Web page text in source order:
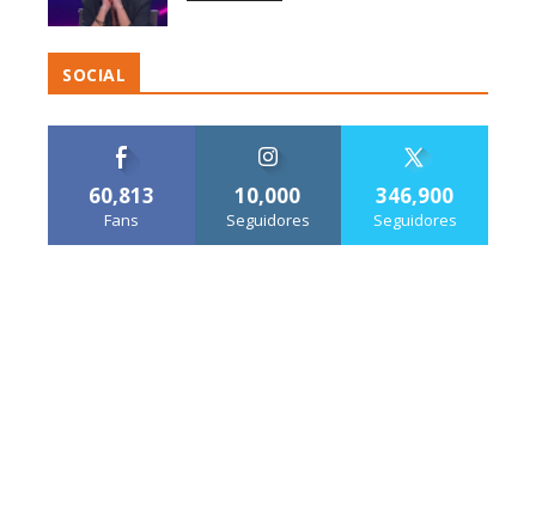
SOCIAL
60,813
Fans
10,000
Seguidores
346,900
Seguidores